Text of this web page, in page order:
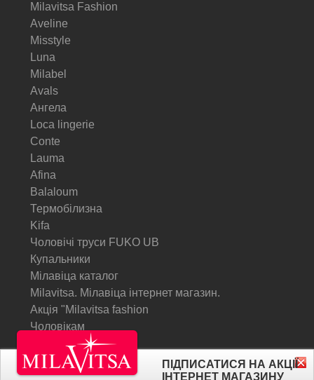
Milavitsa Fashion
Aveline
Misstyle
Luna
Milabel
Avals
Ангела
Loca lingerie
Conte
Lauma
Afina
Balaloum
Термобілизна
Kifa
Чоловічі труси FUKO UB
Купальники
Мілавіца каталог
Milavitsa. Мілавіца інтернет магазин.
Акція "Milavitsa fashion
Чоловікам
ПІДПИСАТИСЯ НА АКЦІЇ
ІНТЕРНЕТ МАГАЗИНУ
© Milavitsa.